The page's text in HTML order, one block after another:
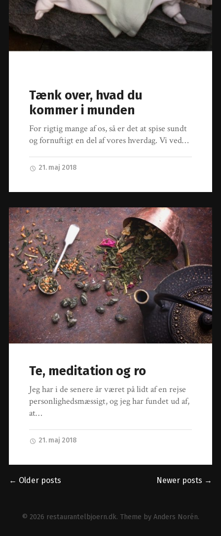
Tænk over, hvad du
kommer i munden
For rigtig mange af os, så er det at spise sundt
og fornuftigt en del af vores hverdag. Vi ved…
21. maj 2018
Te, meditation og ro
Jeg har i de senere år været på lidt af en rejse
personlighedsmæssigt, og jeg har fundet ud af,
at…
21. maj 2018
← Older posts Newer posts →
© 2026 restaurantelbjoern.dk. Theme by Anders Norén.